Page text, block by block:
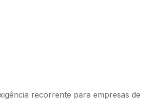
recorrente para empresas de